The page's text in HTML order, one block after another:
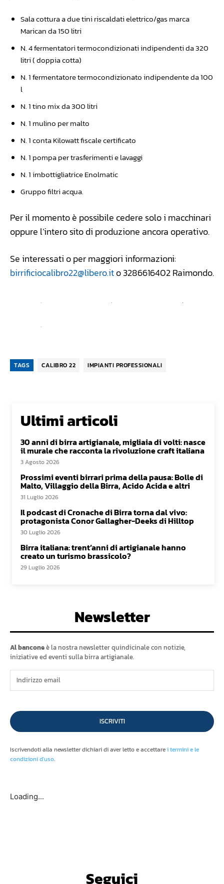
Sala cottura a due tini riscaldati elettrico/gas marca
Marican da 150 litri
N. 4 fermentatori termocondizionati indipendenti da 320
litri ( doppia cotta)
N. 1 fermentatore termocondizionato indipendente da 100
l
N. 1 tino mix da 300 litri
N. 1 mulino per malto
N. 1 conta Kilowatt fiscale certificato
N. 1 pompa per trasferimenti e lavaggi
N. 1 imbottigliatrice Enolmatic
Gruppo filtri acqua.
Per il momento è possibile cedere solo i macchinari
oppure l’intero sito di produzione ancora operativo.
Se interessati o per maggiori informazioni:
birrificiocalibro22@libero.ito 3286616402 Raimondo.
TAGS CALIBRO 22 IMPIANTI PROFESSIONALI
Ultimi articoli
30 anni di birra artigianale, migliaia di volti: nasce
il murale che racconta la rivoluzione craft italiana
3 Agosto 2026
Prossimi eventi birrari prima della pausa: Bolle di
Malto, Villaggio della Birra, Acido Acida e altri
31 Luglio 2026
Il podcast di Cronache di Birra torna dal vivo:
protagonista Conor Gallagher-Deeks di Hilltop
30 Luglio 2026
Birra italiana: trent’anni di artigianale hanno
creato un turismo brassicolo?
29 Luglio 2026
Newsletter
Al banconeè la nostra newsletter quindicinale con notizie,
iniziative ed eventi sulla birra artigianale.
ISCRIVITI
Iscrivendoti alla newsletter dichiari di aver letto e accettarei termini e le
condizioni d'uso.
Loading...
Seguici